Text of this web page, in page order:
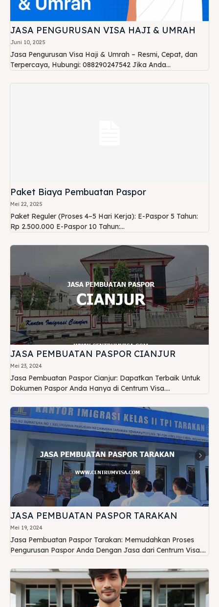
JASA PENGURUSAN VISA HAJI & UMRAH
Juni 10, 2025
Jasa Pengurusan Visa Haji & Umrah – Resmi, Cepat, dan
Terpercaya, Hubungi: 088290247542 Jika Anda...
Paket Biaya Pembuatan Paspor
Mei 22, 2025
Paket Reguler (Proses 4–5 Hari Kerja): E-Paspor 5 Tahun:
Rp 2.500.000 E-Paspor 10 Tahun:...
JASA PEMBUATAN PASPOR CIANJUR
Mei 23, 2024
Jasa Pembuatan Paspor Cianjur: Dapatkan Terbaik Untuk
Dokumen Paspor Anda Hanya di Centrum Visa....
JASA PEMBUATAN PASPOR TARAKAN
Mei 19, 2024
Jasa Pembuatan Paspor Tarakan: Memudahkan Proses
Pengurusan Paspor Anda Dengan Jasa dari Centrum Visa....